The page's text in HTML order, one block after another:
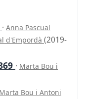
· Anna Pascual
d'Empordà (2019-
· Marta Bou i
Marta Bou i Antoni